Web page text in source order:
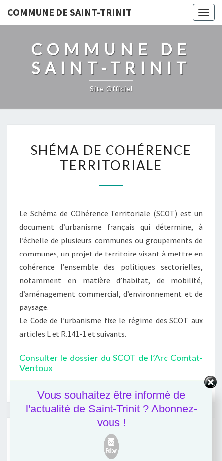
COMMUNE DE SAINT-TRINIT
COMMUNE DE
SAINT-TRINIT
Site Officiel
DE
COHÉRENCE
SHÉMA DE COHÉRENCE
TERRITORIALE
Le Schéma de COhérence Territoriale (SCOT) est un
document d’urbanisme français qui détermine, à
l’échelle de plusieurs communes ou groupements de
communes, un projet de territoire visant à mettre en
cohérence l’ensemble des politiques sectorielles,
notamment en matière d’habitat, de mobilité,
d’aménagement commercial, d’environnement et de
paysage.
Le Code de l’urbanisme fixe le régime des SCOT aux
articles L et R.141-1 et suivants.
Consulter le dossier du SCOT de l’Arc Comtat-
Ventoux
Vous souhaitez être informé de
l'actualité de Saint-Trinit ? Abonnez-
vous !